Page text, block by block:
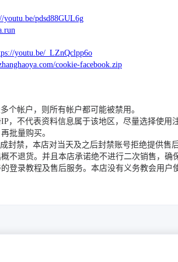
youtu.be/pdsd88GUL6g
youtu.be/_LZnQclpp6o
cookie-facebook.zip
个帐户，则所有帐户都可能被禁用。
，不代表资料信息属于该地区，尽量选择使用
批量购买。
封禁，本店对当天及之后封禁账号拒绝提供售后
不退货。并且本店承诺绝不进行二次销售，确
登录教程及售后服务。本店没有义务教会用